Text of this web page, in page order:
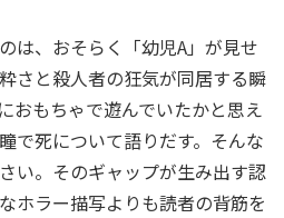
は、おそらく「幼児A」が見せ
さと殺人者の狂気が同居する瞬
おもちゃで遊んでいたかと思え
で死について語りだす。そんな
い。そのギャップが生み出す認
ホラー描写よりも読者の背筋を